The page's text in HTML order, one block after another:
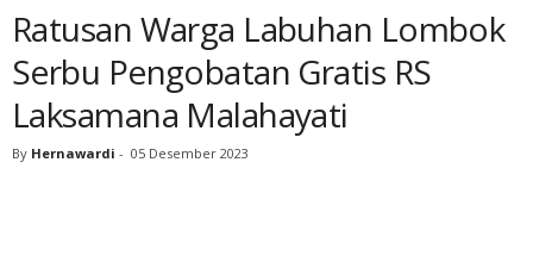
Ratusan Warga Labuhan Lombok
Serbu Pengobatan Gratis RS
Laksamana Malahayati
By Hernawardi - 05 Desember 2023